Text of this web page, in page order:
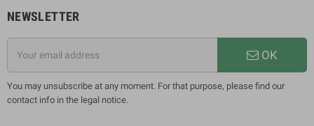
NEWSLETTER
OK
You may unsubscribe at any moment. For that purpose, please find our
contact info in the legal notice.